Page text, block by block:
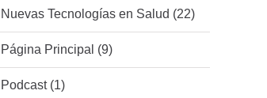
Nuevas Tecnologías en Salud (22)
Página Principal (9)
Podcast (1)